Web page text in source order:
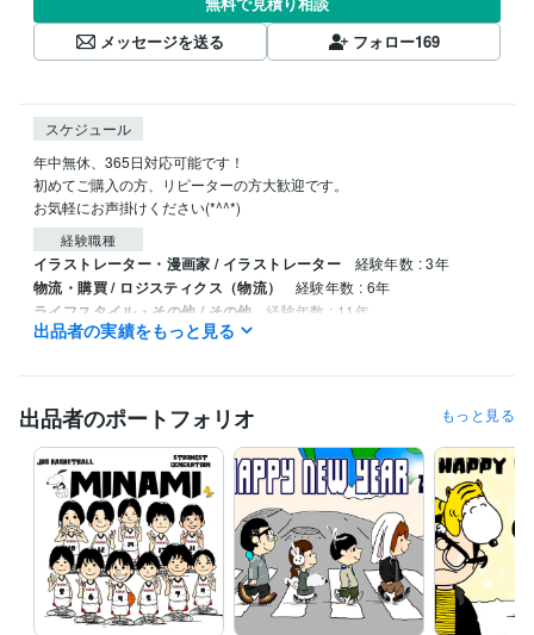
メッセージを送る
フォロー169
スケジュール
年中無休、365日対応可能です！
初めてご購入の方、リピーターの方大歓迎です。
お気軽にお声掛けください(*^^*)
経験職種
イラストレーター・漫画家 / イラストレーター 経験年数 : 3年
物流・購買 / ロジスティクス（物流） 経験年数 : 6年
ライフスタイル・その他 / その他 経験年数 : 11年
甲種危険物取扱者 取得年 : 2022年
ビジネス・クリエイティブツール
Procreate:5年
得意分野
イラスト作成・漫画制作 イラスト 似顔 アイコン デザイン
イラスト作成 SNS アイコン作成 絵描き
学歴
青森公立大学 2003年3月 ~ 2007年2月
出品者の実績をもっと見る
出品者のポートフォリオ もっと見る